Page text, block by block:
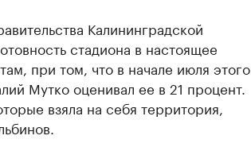
Калининградской
стадиона в настоящее
при том, что в начале июля этого
Мутко оценивал ее в 21 процент.
взяла на себя территория,